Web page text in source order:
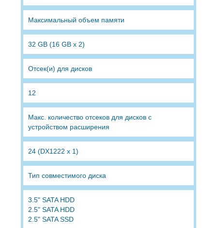
Максимальный объем памяти
32 GB (16 GB x 2)
Отсек(и) для дисков
12
Макс. количество отсеков для дисков с
устройством расширения
24 (DX1222 x 1)
Тип совместимого диска
3.5" SATA HDD
2.5" SATA HDD
2.5" SATA SSD